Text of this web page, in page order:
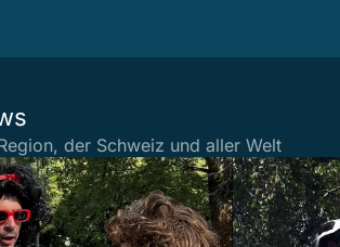
der Schweiz und aller Welt